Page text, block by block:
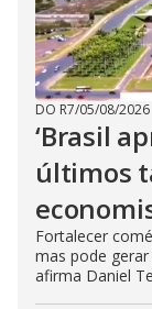
DO R7/05/08/2026
‘Brasil
últimos
Fortalecer
mas pode
afirma Daniel